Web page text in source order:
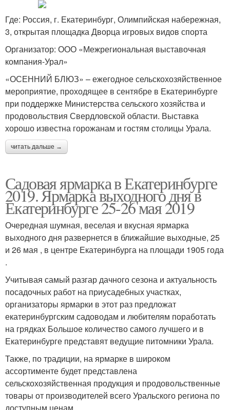
Где: Россия, г. Екатеринбург, Олимпийская набережная,
3, открытая площадка Дворца игровых видов спорта
Организатор: ООО «Межрегиональная выставочная
компания-Урал»
«ОСЕННИЙ БЛЮЗ» – ежегодное сельскохозяйственное
мероприятие, проходящее в сентябре в Екатеринбурге
при поддержке Министерства сельского хозяйства и
продовольствия Свердловской области. Выставка
хорошо известна горожанам и гостям столицы Урала.
читать дальше →
Садовая ярмарка в Екатеринбурге
2019. Ярмарка выходного дня в
Екатеринбурге 25-26 мая 2019
Очередная шумная, веселая и вкусная ярмарка
выходного дня развернется в ближайшие выходные, 25
и 26 мая , в центре Екатеринбурга на площади 1905 года
.
Учитывая самый разгар дачного сезона и актуальность
посадочных работ на приусадебных участках,
организаторы ярмарки в этот раз предложат
екатеринбургским садоводам и любителям поработать
на грядках Большое количество самого лучшего и в
Екатеринбурге представят ведущие питомники Урала.
Также, по традиции, на ярмарке в широком
ассортименте будет представлена
сельскохозяйственная продукция и продовольственные
товары от производителей всего Уральского региона по
доступным ценам.